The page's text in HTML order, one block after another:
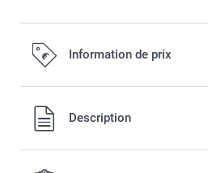
Information de prix
Tous les prix sont en EURO (€),
port.
Description